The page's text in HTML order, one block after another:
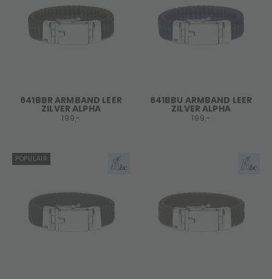
641BBR ARMBAND LEER
ZILVER ALPHA
199,-
641BBU ARMBAND LEER
ZILVER ALPHA
199,-
POPULAIR